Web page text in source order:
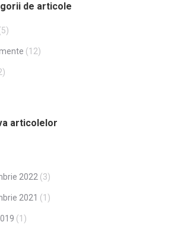
de articole
(12)
articolelor
2022 (3)
2021 (1)
(1)